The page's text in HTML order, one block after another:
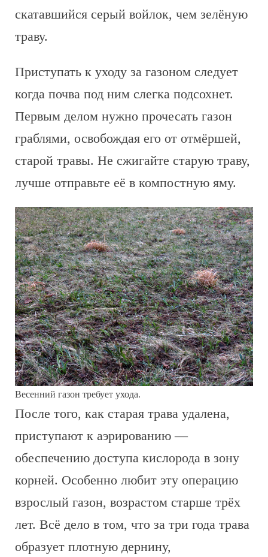
скатавшийся серый войлок, чем зелёную
траву.
Приступать к уходу за газоном следует
когда почва под ним слегка подсохнет.
Первым делом нужно прочесать газон
граблями, освобождая его от отмёршей,
старой травы. Не сжигайте старую траву,
лучше отправьте её в компостную яму.
Весенний газон требует ухода.
После того, как старая трава удалена,
приступают к аэрированию —
обеспечению доступа кислорода в зону
корней. Особенно любит эту операцию
взрослый газон, возрастом старше трёх
лет. Всё дело в том, что за три года трава
образует плотную дернину,